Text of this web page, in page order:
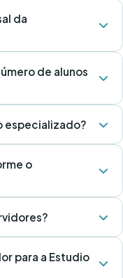
da
de alunos
especializado?
o
para a Estudio